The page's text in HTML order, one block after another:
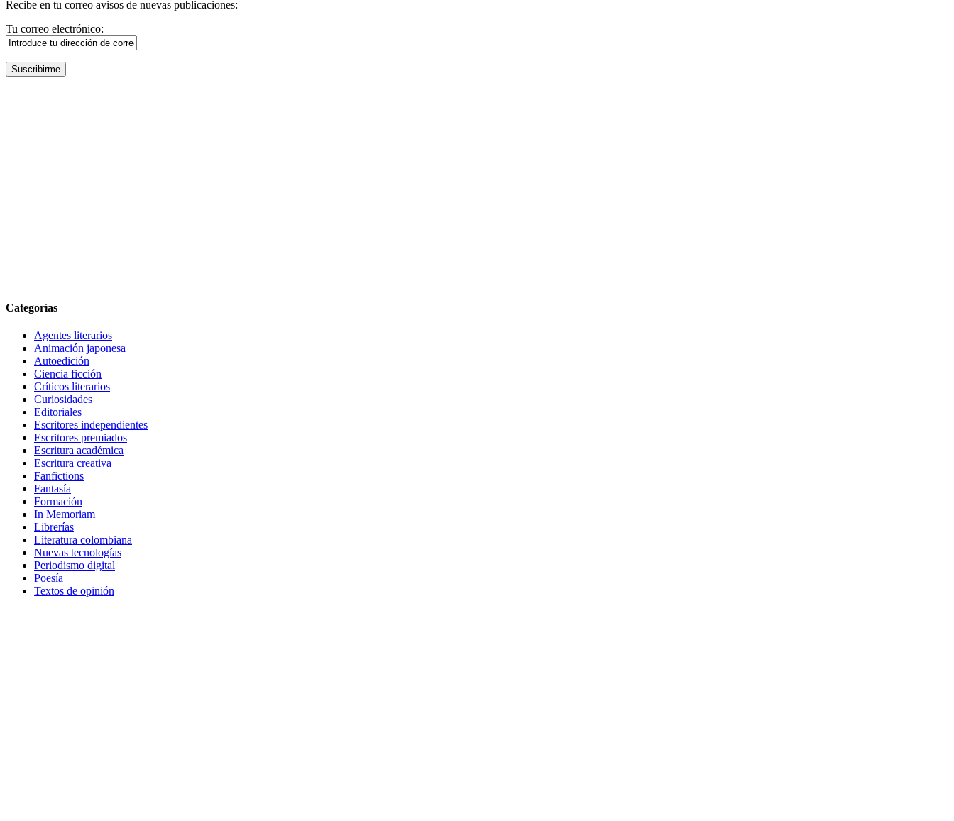
Recibe en tu correo avisos de nuevas publicaciones:
Tu correo electrónico:
Categorías
Agentes literarios
Animación japonesa
Autoedición
Ciencia ficción
Críticos literarios
Curiosidades
Editoriales
Escritores independientes
Escritores premiados
Escritura académica
Escritura creativa
Fanfictions
Fantasía
Formación
In Memoriam
Librerías
Literatura colombiana
Nuevas tecnologías
Periodismo digital
Poesía
Textos de opinión